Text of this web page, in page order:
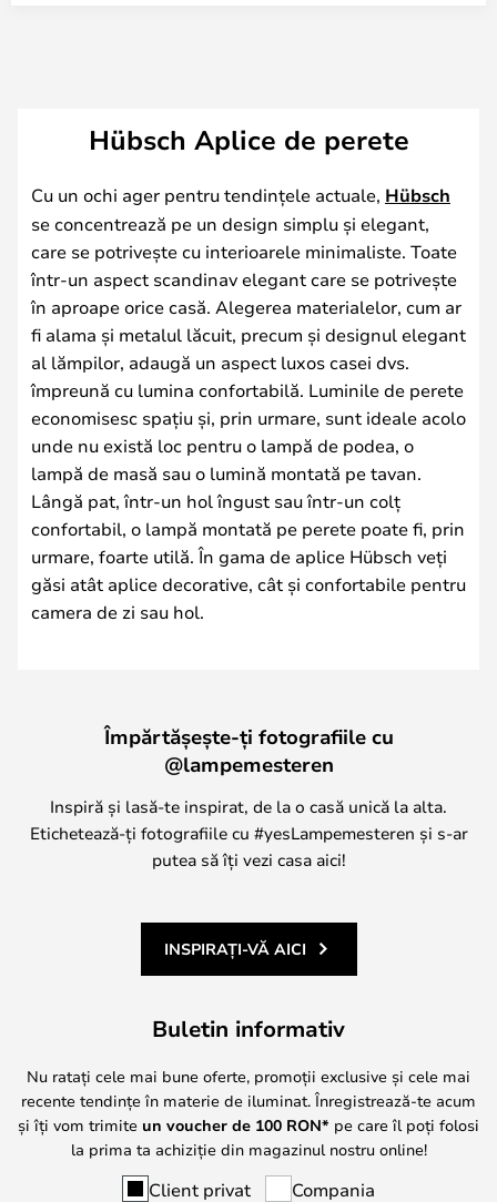
Hübsch Aplice de perete
Cu un ochi ager pentru tendințele actuale, Hübsch
se concentrează pe un design simplu și elegant,
care se potrivește cu interioarele minimaliste. Toate
într-un aspect scandinav elegant care se potrivește
în aproape orice casă. Alegerea materialelor, cum ar
fi alama și metalul lăcuit, precum și designul elegant
al lămpilor, adaugă un aspect luxos casei dvs.
împreună cu lumina confortabilă. Luminile de perete
economisesc spațiu și, prin urmare, sunt ideale acolo
unde nu există loc pentru o lampă de podea, o
lampă de masă sau o lumină montată pe tavan.
Lângă pat, într-un hol îngust sau într-un colț
confortabil, o lampă montată pe perete poate fi, prin
urmare, foarte utilă. În gama de aplice Hübsch veți
găsi atât aplice decorative, cât și confortabile pentru
camera de zi sau hol.
Împărtășește-ți fotografiile cu
@lampemesteren
Inspiră și lasă-te inspirat, de la o casă unică la alta.
Etichetează-ți fotografiile cu #yesLampemesteren și s-ar
putea să îți vezi casa aici!
INSPIRAȚI-VĂ AICI
Buletin informativ
Nu ratați cele mai bune oferte, promoții exclusive și cele mai
recente tendințe în materie de iluminat. Înregistrează-te acum
și îți vom trimite un voucher de 100 RON* pe care îl poți folosi
la prima ta achiziție din magazinul nostru online!
Client privat Compania